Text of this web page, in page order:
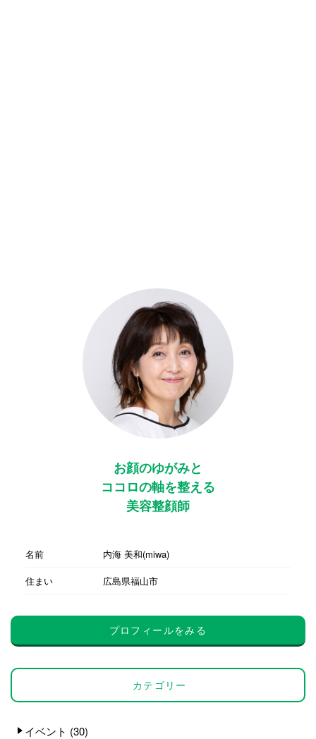
お顔のゆがみと
ココロの軸を整える
美容整顔師
名前
内海 美和(miwa)
住まい
広島県福山市
プロフィールをみる
カテゴリー
イベント (30)